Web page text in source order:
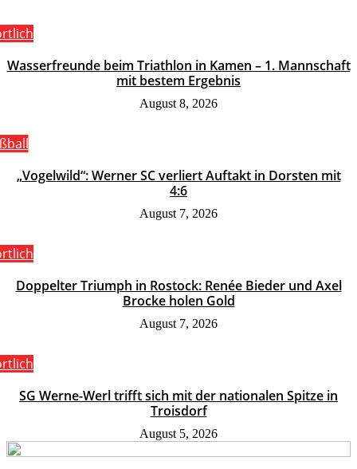
Wasserfreunde beim Triathlon in Kamen – 1. Mannschaft
mit bestem Ergebnis
August 8, 2026
„Vogelwild“: Werner SC verliert Auftakt in Dorsten mit
4:6
August 7, 2026
Doppelter Triumph in Rostock: Renée Bieder und Axel
Brocke holen Gold
August 7, 2026
SG Werne-Werl trifft sich mit der nationalen Spitze in
Troisdorf
August 5, 2026